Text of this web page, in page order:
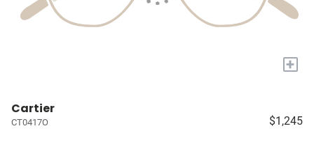
+
Cartier
CT0417O $1,245